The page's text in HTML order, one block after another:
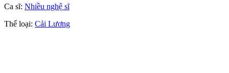
Ca sĩ: Nhiều nghệ sĩ
Thể loại: Cải Lương